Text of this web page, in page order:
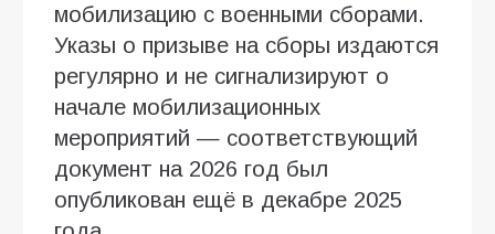
мобилизацию с военными сборами.
Указы о призыве на сборы издаются
регулярно и не сигнализируют о
начале мобилизационных
мероприятий — соответствующий
документ на 2026 год был
опубликован ещё в декабре 2025